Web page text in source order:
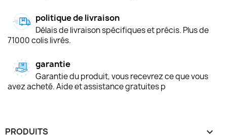
politique de livraison
Délais de livraison spécifiques et précis. Plus de
71000 colis livrés.
garantie
Garantie du produit, vous recevrez ce que vous
avez acheté. Aide et assistance gratuites p
PRODUITS 